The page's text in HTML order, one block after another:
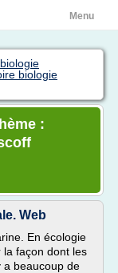
Menu
biologie
:
Web
En écologie
la façon dont les
a beaucoup de